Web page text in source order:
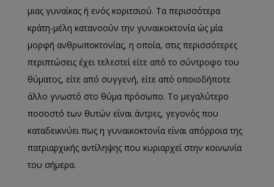
μιας γυναίκας ή ενός κοριτσιού. Τα περισσότερα
κράτη-μέλη κατανοούν την γυναικοκτονία ώς μία
μορφή ανθρωποκτονίας, η οποία, στις περισσότερες
περιπτώσεις έχει τελεστεί είτε από το σύντροφο του
θύματος, είτε από συγγενή, είτε από οποιοδήποτε
άλλο γνωστό στο θύμα πρόσωπο. Το μεγαλύτερο
ποσοστό των θυτών είναι άντρες, γεγονός που
καταδεικνύει πως η γυναικοκτονία είναι απόρροια της
πατριαρχικής αντίληψης που κυριαρχεί στην κοινωνία
του σήμερα.